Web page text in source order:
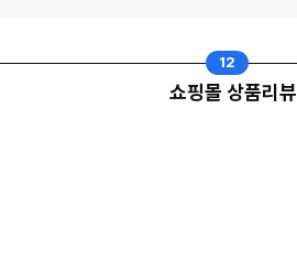
쇼핑몰 상품리뷰
12